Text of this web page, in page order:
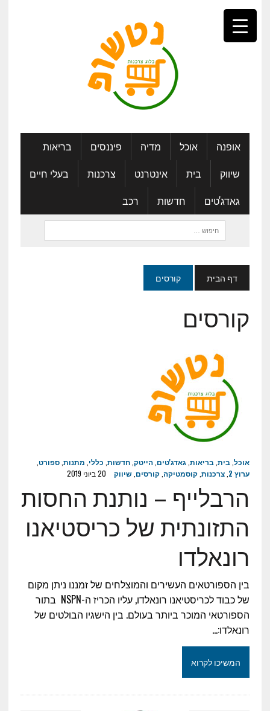
אופנה אוכל מדיה פיננסים
בריאות
שיווק
בית אינטרנט צרכנות
בעלי חיים
גאדג'טים
חדשות
רכב
חיפוש:
דף הבית קורסים
קורסים
אוכל, בית, בריאות, גאדג'טים הייטק, חדשות, כללי מתנות, ספורט
ערוץ 2
צרכנות, קוסמטיקה, קורסים שיווק 20 ביוני 2019
הרבלייף – נותנת החסות
התזונתית של כריסטיאנו
רונאלדו
בין הספורטאים העשירים והמוצלחים של זמננו ניתן מקום
של כבוד לכריסטיאנו רונאלדו, עליו הכריז ה-NSPN בתור
הספורטאי המוכר ביותר בעולם. בין הישגיו הבולטים של
רונאלדו:…
המשיכו לקרוא